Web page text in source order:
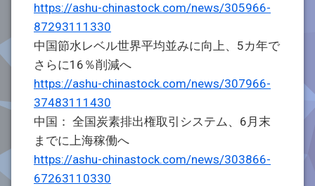
https://ashu-chinastock.com/news/305966-
87293111330
中国節水レベル世界平均並みに向上、5カ年で
さらに16％削減へ
https://ashu-chinastock.com/news/307966-
37483111430
中国： 全国炭素排出権取引システム、6月末
までに上海稼働へ
https://ashu-chinastock.com/news/303866-
67263110330